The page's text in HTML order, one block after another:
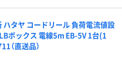
ハタヤ コードリール 負荷電流値設
ボックス 電線5m EB-5V 1台(1
（直送品）